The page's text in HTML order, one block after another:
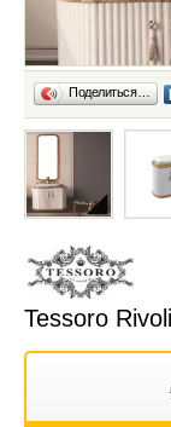
Поделиться…
Tessoro